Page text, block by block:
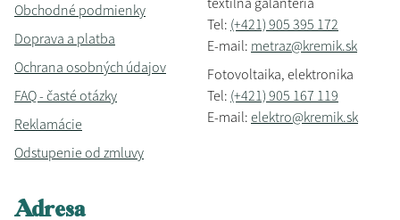
Obchodné podmienky
Doprava a platba
Ochrana osobných údajov
FAQ - časté otázky
Reklamácie
Odstupenie od zmluvy
Tel: (+421) 905 395 172
E-mail: metraz@kremik.sk
Fotovoltaika, elektronika
Tel: (+421) 905 167 119
E-mail: elektro@kremik.sk
Adresa